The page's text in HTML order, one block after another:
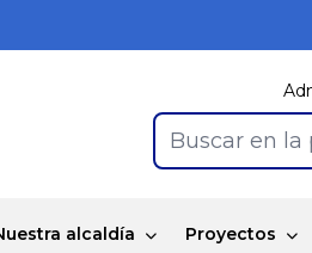
Buscar en la
alcaldía Proyectos